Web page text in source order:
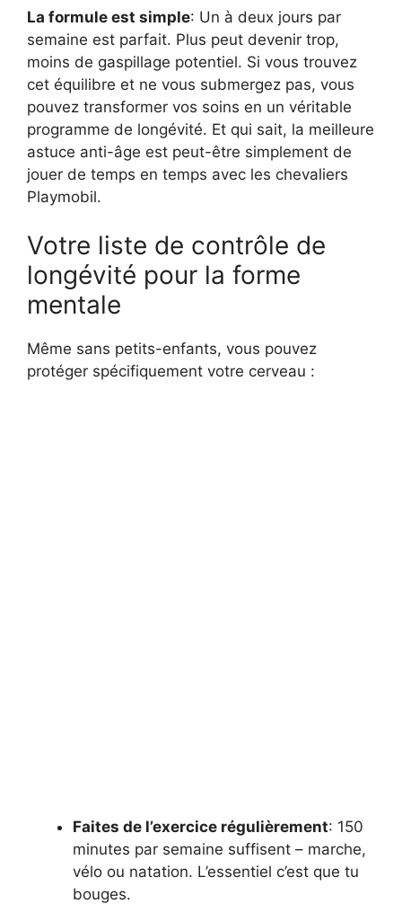
La formule est simple: Un à deux jours par
semaine est parfait. Plus peut devenir trop,
moins de gaspillage potentiel. Si vous trouvez
cet équilibre et ne vous submergez pas, vous
pouvez transformer vos soins en un véritable
programme de longévité. Et qui sait, la meilleure
astuce anti-âge est peut-être simplement de
jouer de temps en temps avec les chevaliers
Playmobil.
Votre liste de contrôle de
longévité pour la forme
mentale
Même sans petits-enfants, vous pouvez
protéger spécifiquement votre cerveau :
Faites de l’exercice régulièrement: 150
minutes par semaine suffisent – ​​marche,
vélo ou natation. L’essentiel c’est que tu
bouges.